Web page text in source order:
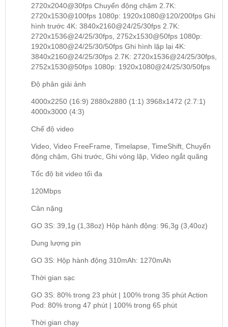
2720x2040@30fps Chuyển động chậm 2.7K:
2720x1530@100fps 1080p: 1920x1080@120/200fps Ghi
hình trước 4K: 3840x2160@24/25/30fps 2.7K:
2720x1536@24/25/30fps, 2752x1530@50fps 1080p:
1920x1080@24/25/30/50fps Ghi hình lặp lại 4K:
3840x2160@24/25/30fps 2.7K: 2720x1536@24/25/30fps,
2752x1530@50fps 1080p: 1920x1080@24/25/30/50fps
Độ phân giải ảnh
4000x2250 (16:9) 2880x2880 (1:1) 3968x1472 (2.7:1)
4000x3000 (4:3)
Chế độ video
Video, Video FreeFrame, Timelapse, TimeShift, Chuyển
động chậm, Ghi trước, Ghi vòng lặp, Video ngắt quãng
Tốc độ bit video tối đa
120Mbps
Cân nặng
GO 3S: 39,1g (1,38oz) Hộp hành động: 96,3g (3,40oz)
Dung lượng pin
GO 3S: Hộp hành động 310mAh: 1270mAh
Thời gian sạc
GO 3S: 80% trong 23 phút | 100% trong 35 phút Action
Pod: 80% trong 47 phút | 100% trong 65 phút
Thời gian chạy